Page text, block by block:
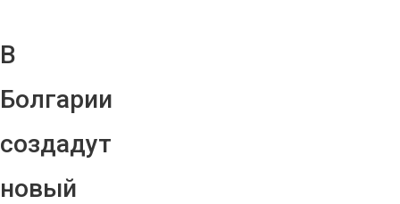
В
Болгарии
создадут
новый